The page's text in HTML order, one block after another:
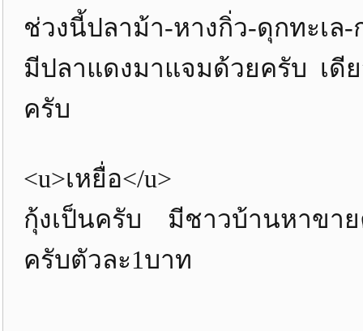
ช่วงนี้ปลาม้า-หางกิ่ว-ดุกทะเล
มีปลาแดงมาแจมด้วยครับ เดี
ครับ
<u>เหยื่อ</u>
กุ้งเป็นครับ มีชาวบ้านหาขาย
ครับตัวละ1บาท